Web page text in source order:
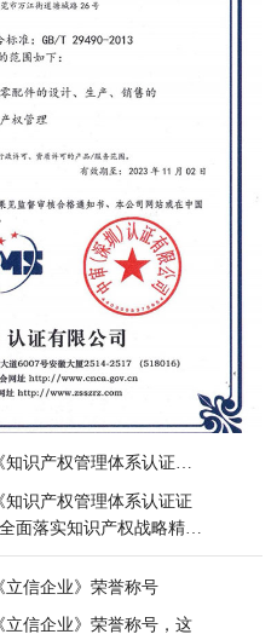
2020年11月金凯荣获《知识产权管理体系认证证书》
知识产权管理体系认证证
面落实知识产权战略精
争态势，有效提高知识
献水平。
立信企业》荣誉称号
立信企业》荣誉称号，这